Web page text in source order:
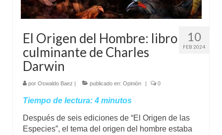
10
FEB 2024
El Origen del Hombre: libro
culminante de Charles
Darwin
por Oswaldo Baez | publicado en: Opinión | 0
Tiempo de lectura: 4 minutos
Después de seis ediciones de “El Origen de las
Especies”, el tema del origen del hombre estaba